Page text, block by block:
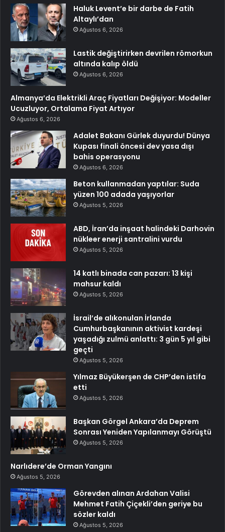
Haluk Levent’e bir darbe de Fatih
Altaylı’dan
Ağustos 6, 2026
Lastik değiştirirken devrilen römorkun
altında kalıp öldü
Ağustos 6, 2026
Almanya’da Elektrikli Araç Fiyatları Değişiyor: Modeller
Ucuzluyor, Ortalama Fiyat Artıyor
Ağustos 6, 2026
Adalet Bakanı Gürlek duyurdu! Dünya
Kupası finali öncesi dev yasa dışı
bahis operasyonu
Ağustos 6, 2026
Beton kullanmadan yaptılar: Suda
yüzen 100 adada yaşıyorlar
Ağustos 5, 2026
ABD, İran’da inşaat halindeki Darhovin
nükleer enerji santralini vurdu
Ağustos 5, 2026
14 katlı binada can pazarı: 13 kişi
mahsur kaldı
Ağustos 5, 2026
İsrail’de alıkonulan İrlanda
Cumhurbaşkanının aktivist kardeşi
yaşadığı zulmü anlattı: 3 gün 5 yıl gibi
geçti
Ağustos 5, 2026
Yılmaz Büyükerşen de CHP’den istifa
etti
Ağustos 5, 2026
Başkan Görgel Ankara’da Deprem
Sonrası Yeniden Yapılanmayı Görüştü
Ağustos 5, 2026
Narlıdere’de Orman Yangını
Ağustos 5, 2026
Görevden alınan Ardahan Valisi
Mehmet Fatih Çiçekli’den geriye bu
sözler kaldı
Ağustos 5, 2026